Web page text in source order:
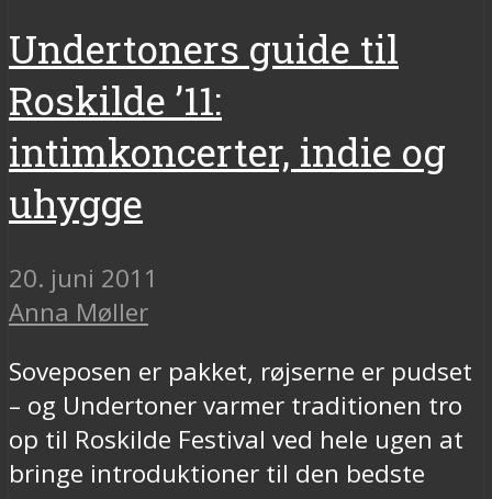
Undertoners guide til
Roskilde ’11:
intimkoncerter, indie og
uhygge
20. juni 2011
Anna Møller
Soveposen er pakket, røjserne er pudset
– og Undertoner varmer traditionen tro
op til Roskilde Festival ved hele ugen at
bringe introduktioner til den bedste